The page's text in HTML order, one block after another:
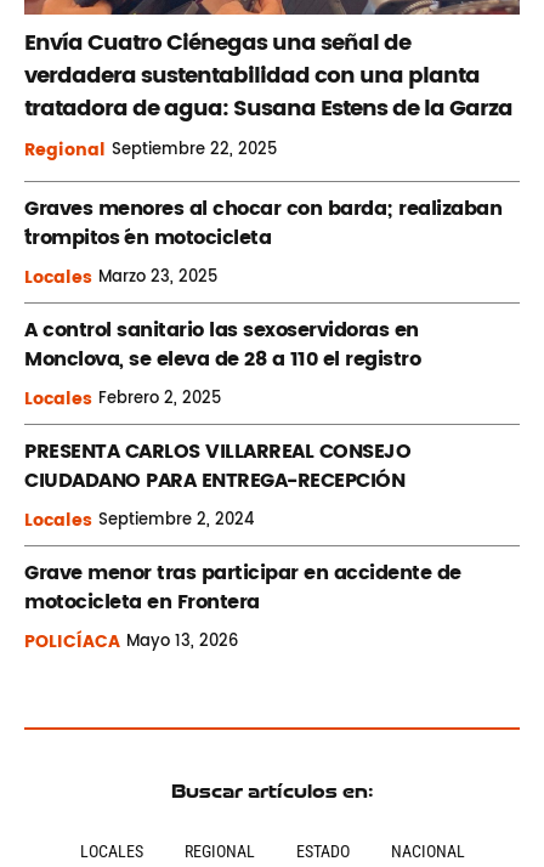
Envía Cuatro Ciénegas una señal de
verdadera sustentabilidad con una planta
tratadora de agua: Susana Estens de la Garza
Regional Septiembre22, 2025
Graves menores al chocar con barda; realizaban
´trompitos ´en motocicleta
Locales Marzo23, 2025
A control sanitario las sexoservidoras en
Monclova, se eleva de 28 a 110 el registro
Locales Febrero2, 2025
PRESENTA CARLOS VILLARREAL CONSEJO
CIUDADANO PARA ENTREGA-RECEPCIÓN
Locales Septiembre2, 2024
Grave menor tras participar en accidente de
motocicleta en Frontera
POLICÍACA Mayo13, 2026
Buscar artículos en:
LOCALES REGIONAL ESTADO NACIONAL